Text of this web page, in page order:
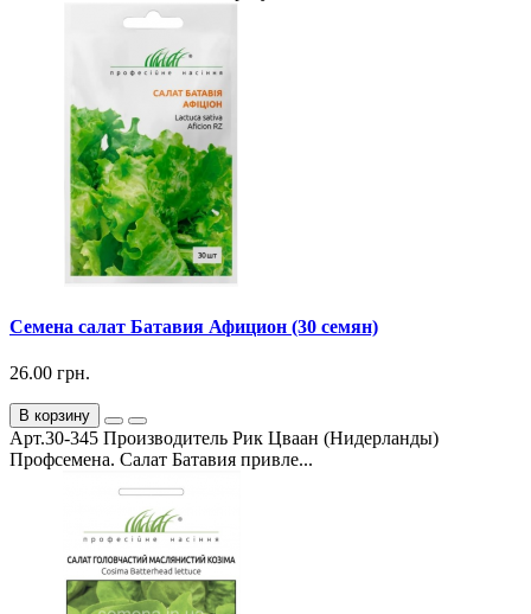
Семена салат Батавия Афицион (30 семян)
26.00 грн.
В корзину
Арт.30-345 Производитель Рик Цваан (Нидерланды)
Профсемена. Салат Батавия привле...